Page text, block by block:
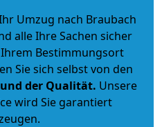
Umzug nach Braubach
alle Ihre Sachen sicher
Bestimmungsort
Sie sich selbst von den
der Qualität. Unsere
wird Sie garantiert